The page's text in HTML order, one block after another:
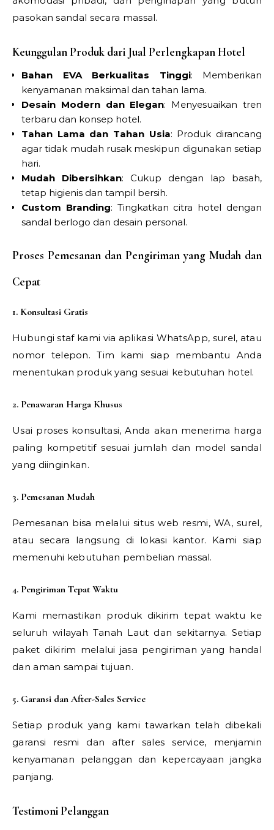
pasokan sandal secara massal.
Keunggulan Produk dari Jual Perlengkapan Hotel
Bahan EVA Berkualitas Tinggi: Memberikan
kenyamanan maksimal dan tahan lama.
Desain Modern dan Elegan: Menyesuaikan tren
terbaru dan konsep hotel.
Tahan Lama dan Tahan Usia: Produk dirancang
agar tidak mudah rusak meskipun digunakan setiap
hari.
Mudah Dibersihkan: Cukup dengan lap basah,
tetap higienis dan tampil bersih.
Custom Branding: Tingkatkan citra hotel dengan
sandal berlogo dan desain personal.
Proses Pemesanan dan Pengiriman yang Mudah dan
Cepat
1. Konsultasi Gratis
Hubungi staf kami via aplikasi WhatsApp, surel, atau
nomor telepon. Tim kami siap membantu Anda
menentukan produk yang sesuai kebutuhan hotel.
2. Penawaran Harga Khusus
Usai proses konsultasi, Anda akan menerima harga
paling kompetitif sesuai jumlah dan model sandal
yang diinginkan.
3. Pemesanan Mudah
Pemesanan bisa melalui situs web resmi, WA, surel,
atau secara langsung di lokasi kantor. Kami siap
memenuhi kebutuhan pembelian massal.
4. Pengiriman Tepat Waktu
Kami memastikan produk dikirim tepat waktu ke
seluruh wilayah Tanah Laut dan sekitarnya. Setiap
paket dikirim melalui jasa pengiriman yang handal
dan aman sampai tujuan.
5. Garansi dan After-Sales Service
Setiap produk yang kami tawarkan telah dibekali
garansi resmi dan after sales service, menjamin
kenyamanan pelanggan dan kepercayaan jangka
panjang.
Testimoni Pelanggan